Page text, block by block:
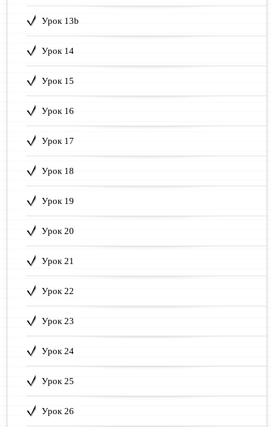
Урок 13b
Урок 14
Урок 15
Урок 16
Урок 17
Урок 18
Урок 19
Урок 20
Урок 21
Урок 22
Урок 23
Урок 24
Урок 25
Урок 26